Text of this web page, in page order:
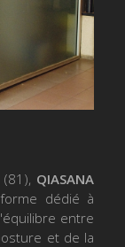
QIASANA
dédié à
entre
et de la